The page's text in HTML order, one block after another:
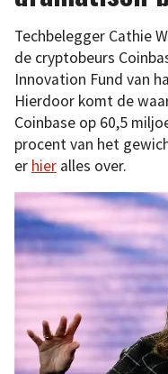
Techbelegger Cathie
de cryptobeurs
Innovation Fund van
Hierdoor komt de
Coinbase op 60,5
procent van het
er hier alles over.